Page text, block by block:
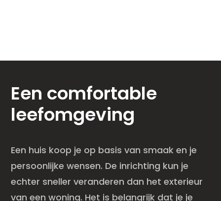
Een comfortable
leefomgeving
Een huis koop je op basis van smaak en je
persoonlijke wensen. De inrichting kun je
echter sneller veranderen dan het exterieur
van een woning. Het is belangrijk dat je je